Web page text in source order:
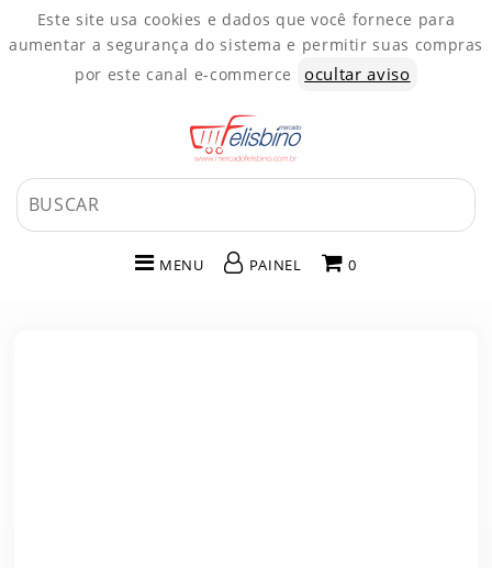
Este site usa cookies e dados que você fornece para
aumentar a segurança do sistema e permitir suas compras
por este canal e-commerce
MENU PAINEL 0